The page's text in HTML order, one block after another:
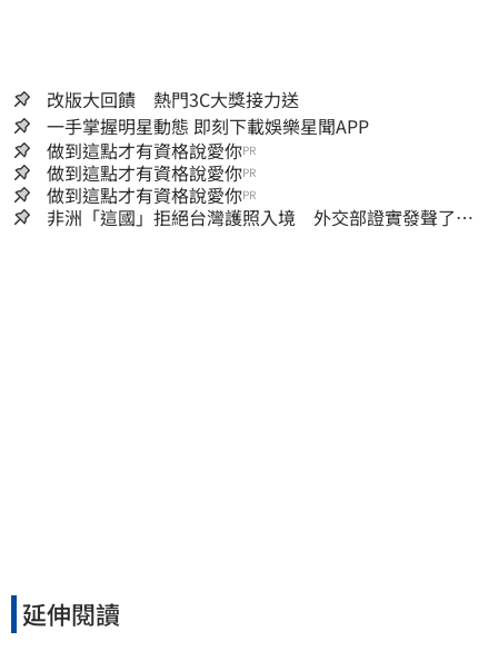
改版大回饋 熱門3C大獎接力送
一手掌握明星動態 即刻下載娛樂星聞APP
做到這點才有資格說愛你PR
做到這點才有資格說愛你PR
做到這點才有資格說愛你PR
非洲「這國」拒絕台灣護照入境 外交部證實發聲了：
延伸閱讀